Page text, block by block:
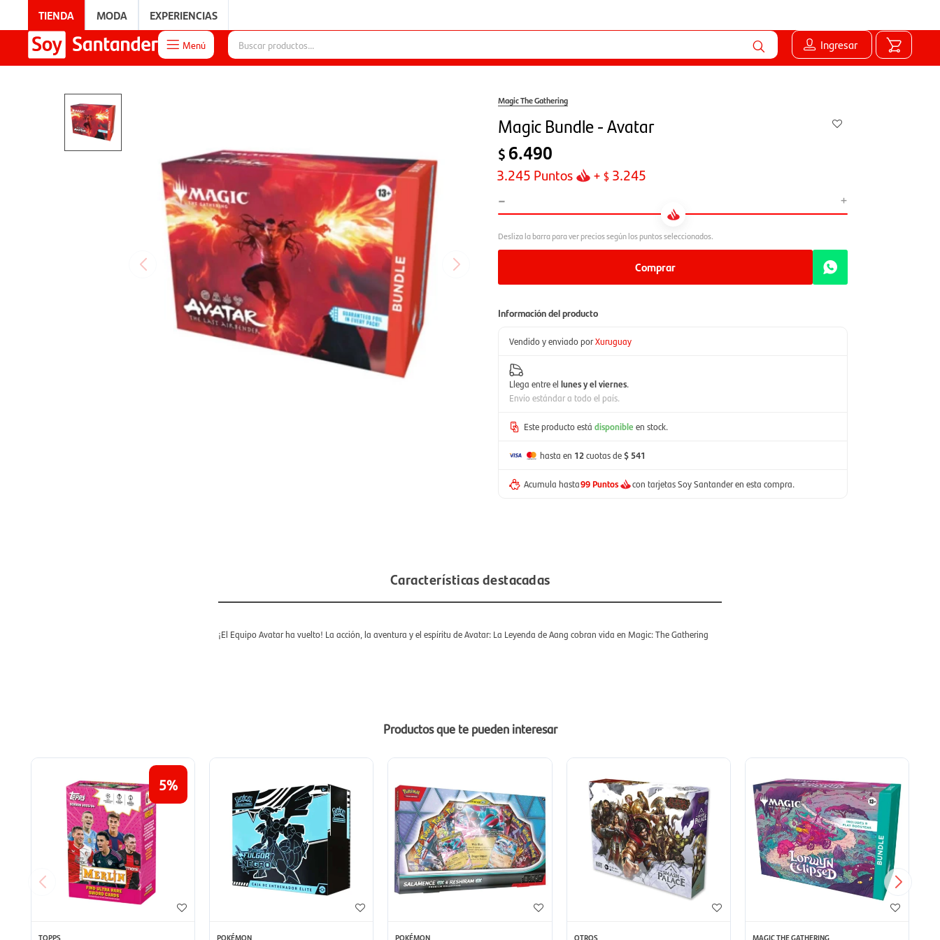
TIENDA MODA EXPERIENCIAS
 Menú Ingresar
Magic The Gathering
Magic Bundle - Avatar
$ 6.490
3.245 Puntos + $ 3.245
- +
Comprar
Información del producto
Vendido y enviado porXuruguay
Llega entre el lunes y el viernes.
Envío estándar a todo el país.
Este producto está disponible en stock.
hasta en 12cuotas de$ 541
Acumula hasta99 Puntos con tarjetas Soy Santander en esta compra.
Características destacadas
¡El Equipo Avatar ha vuelto! La acción, la aventura y el espíritu de Avatar: La Leyenda de Aang cobran vida en Magic: The Gathering
Productos que te pueden interesar
5
TOPPS POKÉMON POKÉMON OTROS MAGIC THE GATHERING